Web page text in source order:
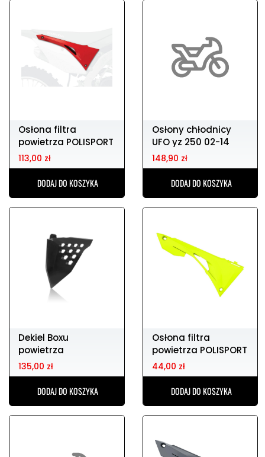
Osłona filtra
powietrza POLISPORT
HONDA CRF 250
113,00 zł
DODAJ DO KOSZYKA
Osłony chłodnicy
UFO yz 250 02-14
148,90 zł
DODAJ DO KOSZYKA
Dekiel Boxu
powietrza
wentylowany KTM
czarny
135,00 zł
DODAJ DO KOSZYKA
Osłona filtra
powietrza POLISPORT
HONDA CRF 250
44,00 zł
DODAJ DO KOSZYKA